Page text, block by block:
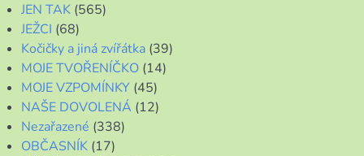
JEN TAK (565)
JEŽCI (68)
Kočičky a jiná zvířátka (39)
MOJE TVOŘENÍČKO (14)
MOJE VZPOMÍNKY (45)
NAŠE DOVOLENÁ (12)
Nezařazené (338)
OBČASNÍK (17)